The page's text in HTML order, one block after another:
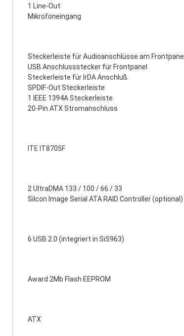
1 Line-Out
Mikrofoneingang
Steckerleiste für Audioanschlüsse am Frontpanel
USB Anschlussstecker für Frontpanel
Steckerleiste für IrDA Anschluß
SPDIF-Out Steckerleiste
1 IEEE 1394A Steckerleiste
20-Pin ATX Stromanschluss
ITE IT8705F
2 UltraDMA 133 / 100 / 66 / 33
Silcon Image Serial ATA RAID Controller (optional)
6 USB 2.0 (integriert in SiS963)
Award 2Mb Flash EEPROM
ATX